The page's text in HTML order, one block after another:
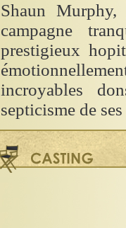
Shaun
campagne
prestigieux
incroyables
septicisme de